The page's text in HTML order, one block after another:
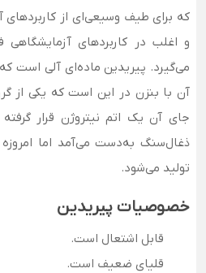
که برای طیف وسیعی‌ای از
و اغلب در کاربردهای آزمایشگاهی
می‌گیرد. پیریدین ماده‌ای آلی است
آن با بنزن در این است که یکی از
جای آن یک اتم نیتروژن قرار
ذغال‌سنگ به‌دست می‌آمد اما
تولید می‌شود.
خصوصیات پیریدین
قابل اشتعال است.
قلیای ضعیف است.